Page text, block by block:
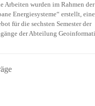
Arbeiten wurden im Rahmen
Energiesysteme“ erstellt,
für die sechsten Semester der
der Abteilung